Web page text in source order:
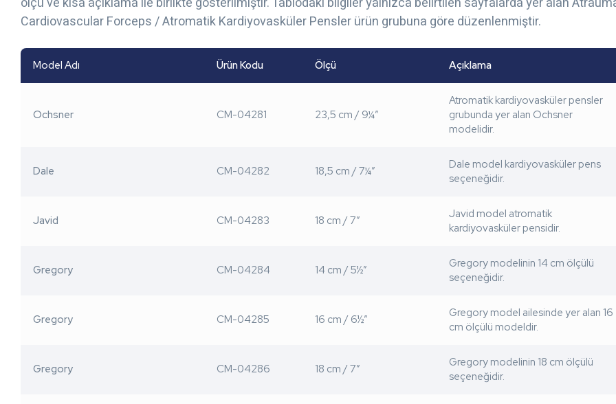
Cardiovascular Forceps / Atromatik Kardiyovasküler Pensler ürün grubuna göre düzenlenmiştir.
Model Adı Ürün Kodu Ölçü Açıklama
Ochsner CM-04281 23,5 cm / 9¼”
Atromatik kardiyovasküler pensler
grubunda yer alan Ochsner
modelidir.
Dale CM-04282 18,5 cm / 7¼”
Dale model kardiyovasküler pens
seçeneğidir.
Javid CM-04283 18 cm / 7”
Javid model atromatik
kardiyovasküler pensidir.
Gregory CM-04284 14 cm / 5½”
Gregory modelinin 14 cm ölçülü
seçeneğidir.
Gregory CM-04285 16 cm / 6½”
Gregory model ailesinde yer alan 16
cm ölçülü modeldir.
Gregory CM-04286 18 cm / 7”
Gregory modelinin 18 cm ölçülü
seçeneğidir.